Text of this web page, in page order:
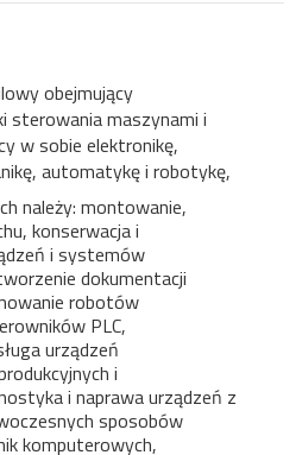
obejmujący
sterowania maszynami i
w sobie elektronikę,
automatykę i robotykę,
należy: montowanie,
konserwacja i
i systemów
dokumentacji
robotów
PLC,
urządzeń
i
i naprawa urządzeń z
sposobów
komputerowych,